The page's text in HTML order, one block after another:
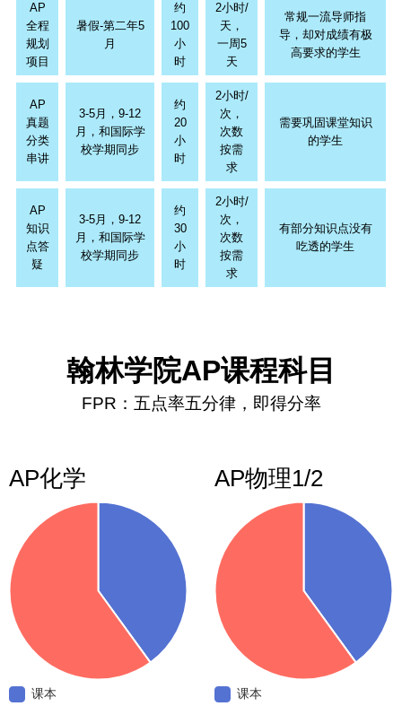
AP
全程
规划
项目
暑假-第二年5
月
约
100
小
时
2小时/
天，
一周5
天
常规一流导师指
导，却对成绩有极
高要求的学生
AP
真题
分类
串讲
3-5月，9-12
月，和国际学
校学期同步
约
20
小
时
2小时/
次，
次数
按需
求
需要巩固课堂知识
的学生
AP
知识
点答
疑
3-5月，9-12
月，和国际学
校学期同步
约
30
小
时
2小时/
次，
次数
按需
求
有部分知识点没有
吃透的学生
翰林学院AP课程科目
FPR：五点率五分律，即得分率
AP化学
课本
AP物理1/2
课本